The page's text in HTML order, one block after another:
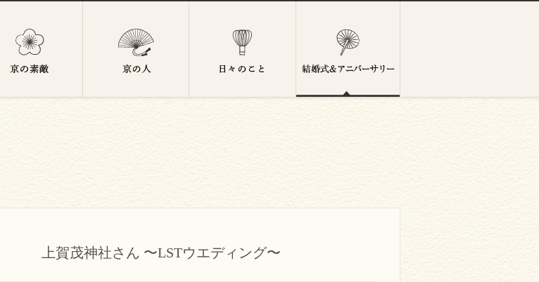
上賀茂神社さん 〜LSTウエディング〜